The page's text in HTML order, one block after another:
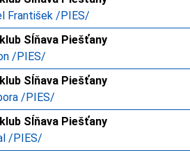
František /PIES/
Sĺňava Piešťany
/PIES/
Sĺňava Piešťany
/PIES/
Sĺňava Piešťany
/PIES/